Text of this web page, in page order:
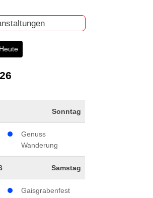
Heute
Sonntag
Genuss
Wanderung
Samstag
Gaisgrabenfest